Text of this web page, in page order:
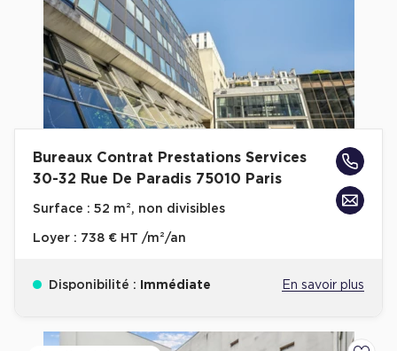
Bureaux Contrat Prestations Services
30-32 Rue De Paradis 75010 Paris
Surface : 52 m², non divisibles
Loyer : 738 € HT /m²/an
Disponibilité : Immédiate En savoir plus